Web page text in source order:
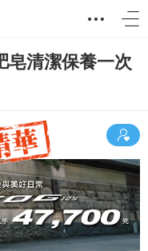
皂清潔保養一次